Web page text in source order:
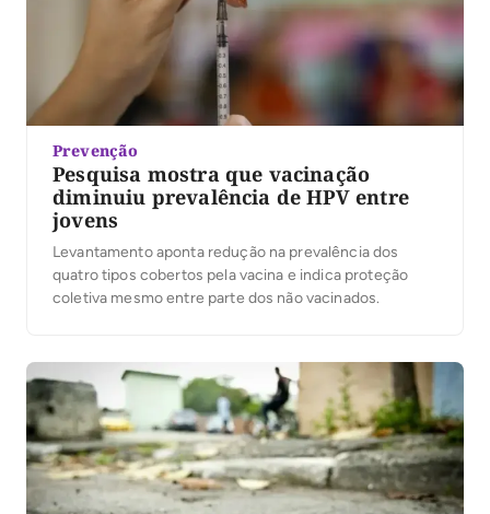
Prevenção
Pesquisa mostra que vacinação
diminuiu prevalência de HPV entre
jovens
Levantamento aponta redução na prevalência dos
quatro tipos cobertos pela vacina e indica proteção
coletiva mesmo entre parte dos não vacinados.